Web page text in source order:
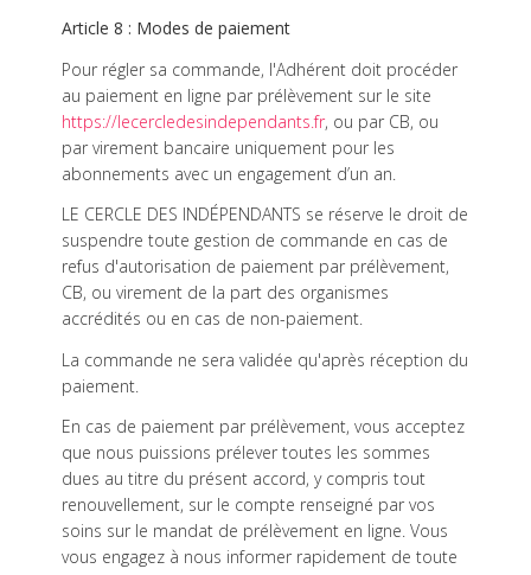
Article 8 : Modes de paiement
Pour régler sa commande, l'Adhérent doit procéder
au paiement en ligne par prélèvement sur le site
https://lecercledesindependants.fr, ou par CB, ou
par virement bancaire uniquement pour les
abonnements avec un engagement d’un an.
LE CERCLE DES INDÉPENDANTS se réserve le droit de
suspendre toute gestion de commande en cas de
refus d'autorisation de paiement par prélèvement,
CB, ou virement de la part des organismes
accrédités ou en cas de non-paiement.
La commande ne sera validée qu'après réception du
paiement.
En cas de paiement par prélèvement, vous acceptez
que nous puissions prélever toutes les sommes
dues au titre du présent accord, y compris tout
renouvellement, sur le compte renseigné par vos
soins sur le mandat de prélèvement en ligne. Vous
vous engagez à nous informer rapidement de toute